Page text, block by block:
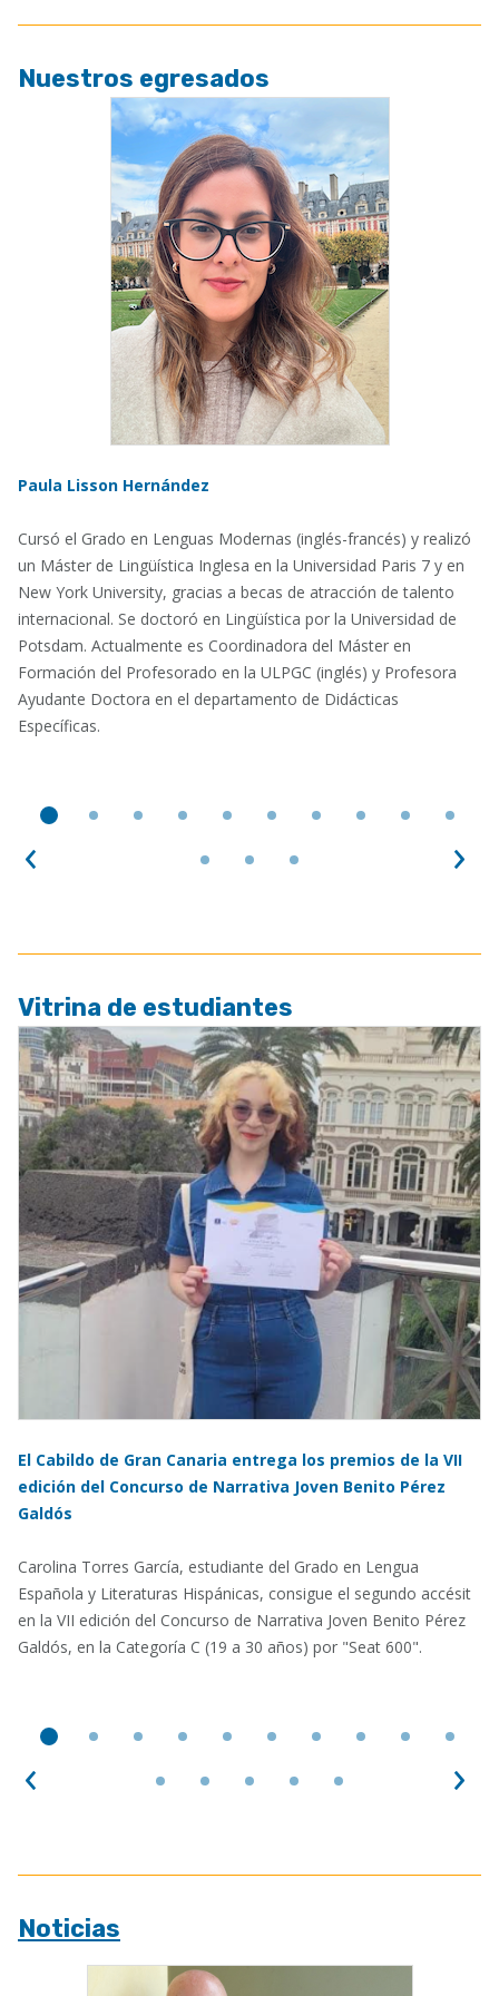
Nuestros egresados
Paula Lisson Hernández
Cursó el Grado en Lenguas Modernas (inglés-francés) y realizó
un Máster de Lingüística Inglesa en la Universidad Paris 7 y en
New York University, gracias a becas de atracción de talento
internacional. Se doctoró en Lingüística por la Universidad de
Potsdam. Actualmente es Coordinadora del Máster en
Formación del Profesorado en la ULPGC (inglés) y Profesora
Ayudante Doctora en el departamento de Didácticas
Específicas.
Vitrina de estudiantes
El Cabildo de Gran Canaria entrega los premios de la VII
edición del Concurso de Narrativa Joven Benito Pérez
Galdós
Carolina Torres García, estudiante del Grado en Lengua
Española y Literaturas Hispánicas, consigue el segundo accésit
en la VII edición del Concurso de Narrativa Joven Benito Pérez
Galdós, en la Categoría C (19 a 30 años) por "Seat 600".
Noticias